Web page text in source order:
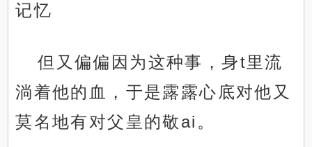
记忆
但又偏偏因为这种事，身t里流
淌着他的血，于是露露心底对他又
莫名地有对父皇的敬ai。